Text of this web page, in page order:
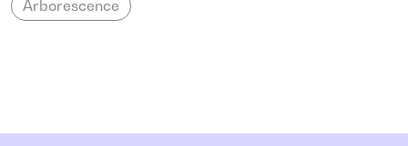
Arborescence